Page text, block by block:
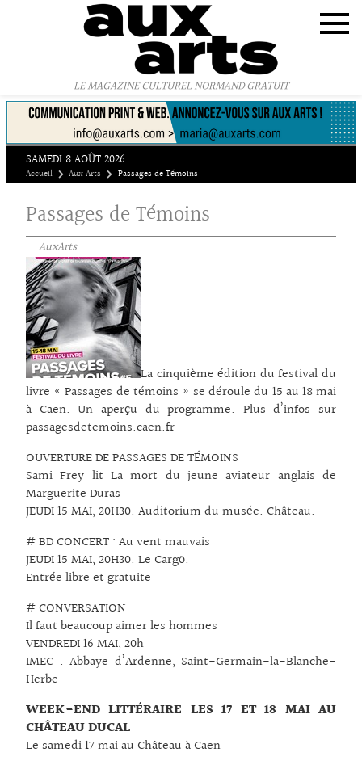
LE MAGAZINE CULTUREL NORMAND GRATUIT
SAMEDI 8 AOÛT 2026
Accueil Aux Arts Passages de Témoins
Passages de Témoins
AuxArts
La cinquième édition du festival du
livre « Passages de témoins » se déroule du 15 au 18 mai
à Caen. Un aperçu du programme. Plus d’infos sur
passagesdetemoins.caen.fr
OUVERTURE DE PASSAGES DE TÉMOINS
Sami Frey lit La mort du jeune aviateur anglais de
Marguerite Duras
JEUDI 15 MAI, 20H30. Auditorium du musée. Château.
# BD CONCERT : Au vent mauvais
JEUDI 15 MAI, 20H30. Le Cargö.
Entrée libre et gratuite
# CONVERSATION
Il faut beaucoup aimer les hommes
VENDREDI 16 MAI, 20h
IMEC . Abbaye d’Ardenne, Saint-Germain-la-Blanche-
Herbe
WEEK-END LITTÉRAIRE LES 17 ET 18 MAI AU
CHÂTEAU DUCAL
Le samedi 17 mai au Château à Caen
Panneau de gestion des cookies